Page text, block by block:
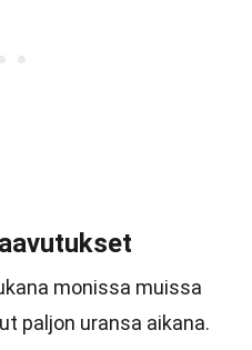
monissa muissa
paljon uransa aikana.